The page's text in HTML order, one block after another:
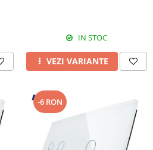
IN STOC
VEZI VARIANTE
-6 RON